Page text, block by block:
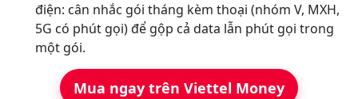
điện: cân nhắc gói tháng kèm thoại (nhóm V, MXH,
5G có phút gọi) để gộp cả data lẫn phút gọi trong
một gói.
Mua ngay trên Viettel Money